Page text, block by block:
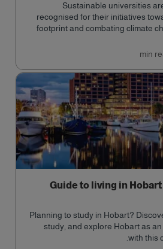
Sustainable universities
recognised for their initiatives
footprint and combating climate
Guide to living in
Planning to study in Hobart?
study, and explore Hobart as
with this